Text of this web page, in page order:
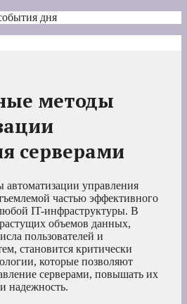
дня
методы
серверами
управления
частью эффективного
IT-инфраструктуры. В
объемов данных,
пользователей и
становится критически
которые позволяют
серверами, повышать их
надежность.